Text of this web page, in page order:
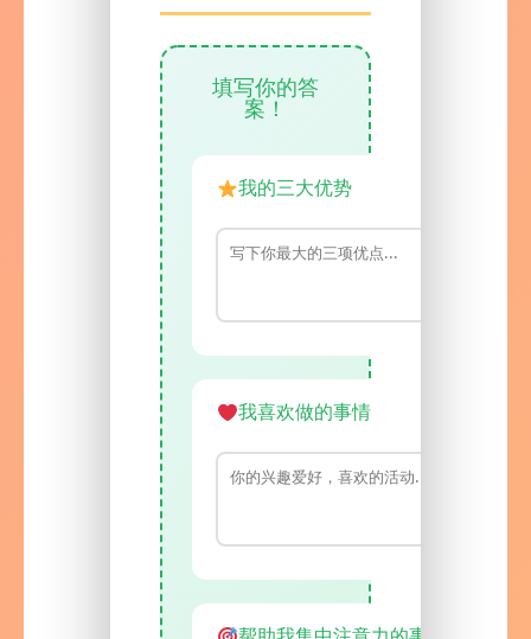
填写你的答
案！
我的三大优势
我喜欢做的事情